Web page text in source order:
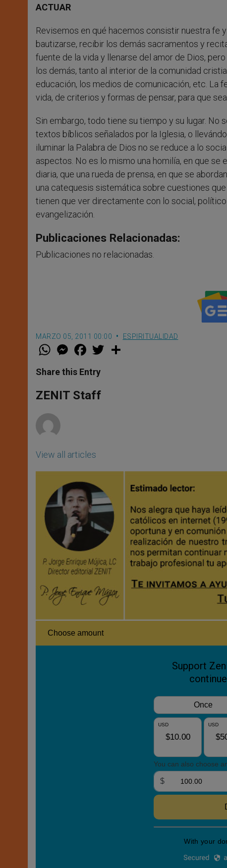
ACTUAR
Revisemos en qué hacemos consistir nuestra fe
bautizarse, recibir los demás sacramentos y
fuente de la vida y llenarse del amor de Dios,
los demás, tanto al interior de la comunidad
educación, los medios de comunicación, etc. La
vida, de criterios y formas de pensar, para que
Sin embargo, todo tiene su tiempo y su lugar. No
textos bíblicos señalados por la Iglesia, o
iluminar la Palabra de Dios no se reduce a lo
aspectos. No es lo mismo una homilía, en que
diaria, que una rueda de prensa, en que se
una catequesis sistemática sobre cuestiones
tienen que ver directamente con lo social,
evangelización.
Publicaciones Relacionadas:
Publicaciones no relacionadas.
MARZO 05, 2011 00:00 ESPIRITUALIDAD
W
t
s
p
p
M
e
s
e
g
e
F
a
e
b
o
k
w
Share this Entry
ZENIT Staff
View all articles